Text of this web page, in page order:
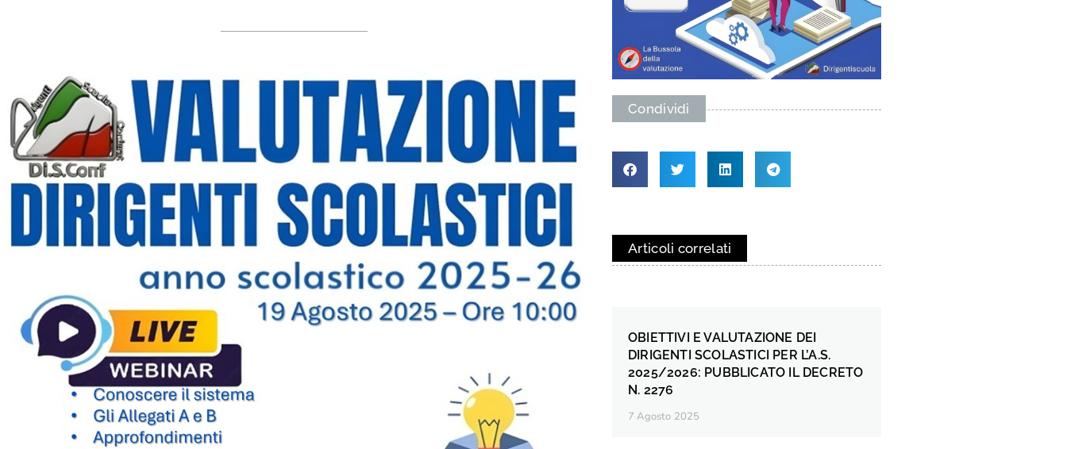
Condividi
Articoli correlati
OBIETTIVI E VALUTAZIONE DEI
DIRIGENTI SCOLASTICI PER L’A.S.
2025/2026: PUBBLICATO IL DECRETO
N. 2276
7 Agosto 2025